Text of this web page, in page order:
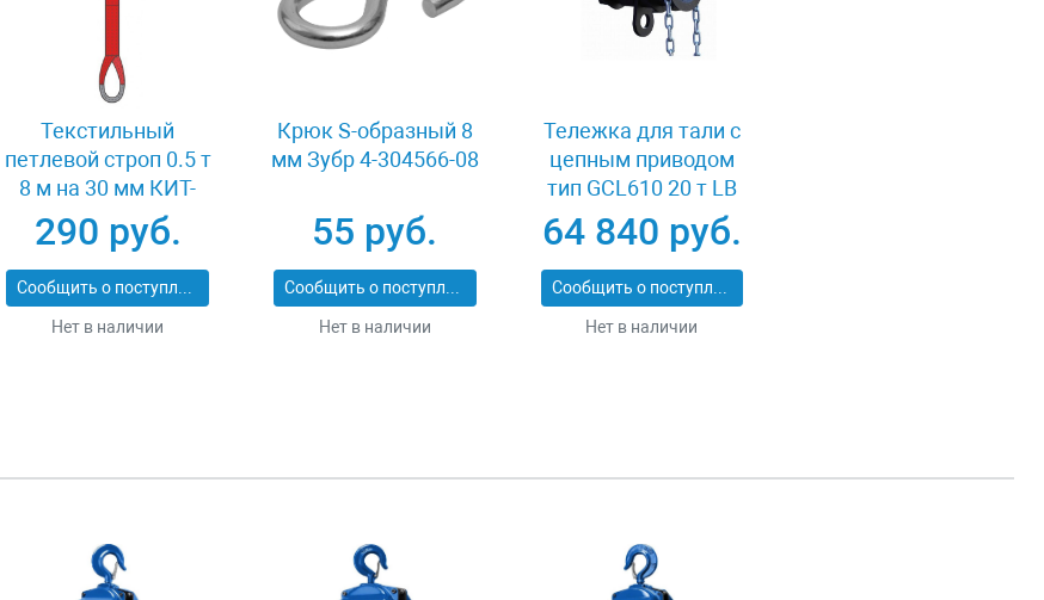
Текстильный
петлевой строп 0.5 т
8 м на 30 мм КИТ-
СТП-0.5-8
290 руб.
Сообщить о поступлении
Нет в наличии
Крюк S-образный 8
мм Зубр 4-304566-08
55 руб.
Сообщить о поступлении
Нет в наличии
Тележка для тали с
цепным приводом
тип GCL610 20 т LB
XK41980
64 840 руб.
Сообщить о поступлении
Нет в наличии